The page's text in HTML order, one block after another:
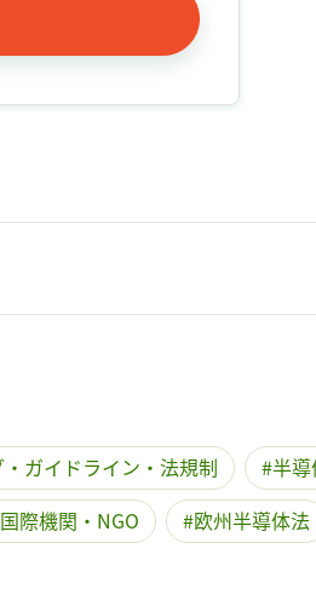
ガイドライン・法規制
半
際機関・NGO
欧州半導体法